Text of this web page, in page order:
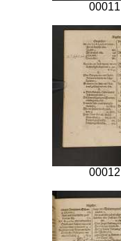
00011
00012